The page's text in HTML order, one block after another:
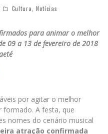
Cultura Notícias
para animar o melhor
09 a 13 de fevereiro de 2018
por agitar o melhor
formado. A festa, que
nomes do cenário musical
atração confirmada